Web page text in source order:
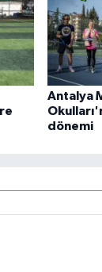
Antalya
dönemi